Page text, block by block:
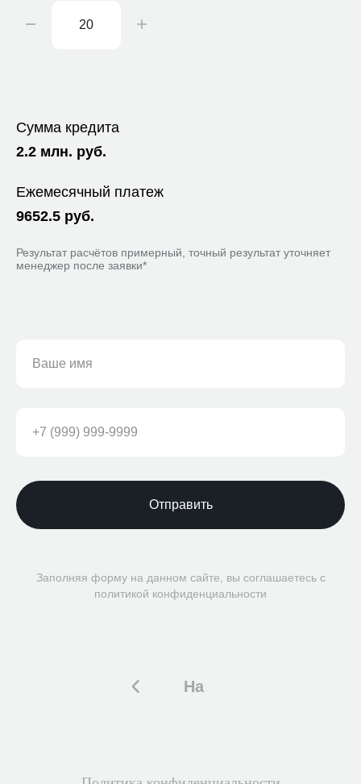
Сумма кредита
2.2 млн. руб.
Ежемесячный платеж
9652.5 руб.
Результат расчётов примерный, точный результат уточняет
менеджер после заявки*
Отправить
Заполняя форму на данном сайте, вы соглашаетесь с
политикой конфиденциальности
На